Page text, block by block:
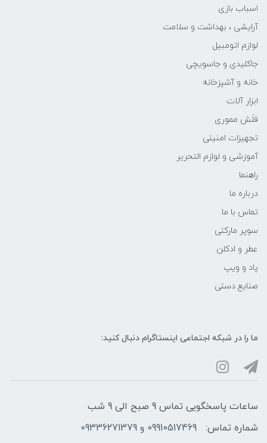
اسباب بازی
آرایشی ، بهداشت و سلامت
لوازم اتومبیل
جاکلیدی و جاسویچی
خانه و آشپزخانه
ابزار آلات
فلَش مموری
تجهیزات امنیتی
آموزشی و لوازم التحریر
راهنما
درباره ما
تماس با ما
سوپر مارکتی
عطر و ادکلن
پاد و ویپ
صنایع دستی
ما را در شبکه‌ اجتماعی اینستاگرام دنبال کنید:
ساعات پاسخگویی تماس 9 صبح الی 9 شب
شماره تماس:
09910517469 و 09336271379